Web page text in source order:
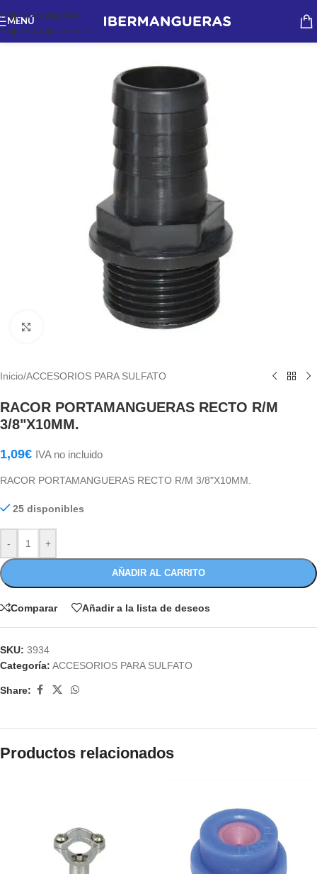
Skip to navigation
Skip to main content
MENÚ
Haga Click para agrandar
Inicio/ACCESORIOS PARA SULFATO
RACOR PORTAMANGUERAS RECTO R/M
3/8"X10MM.
1,09€ IVA no incluido
RACOR PORTAMANGUERAS RECTO R/M 3/8"X10MM.
25 disponibles
- +
AÑADIR AL CARRITO
Comparar Añadir a la lista de deseos
SKU: 3934
Categoría: ACCESORIOS PARA SULFATO
Share:
Productos relacionados